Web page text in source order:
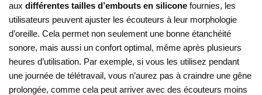
aux différentes tailles d’embouts en silicone fournies, les
utilisateurs peuvent ajuster les écouteurs à leur morphologie
d’oreille. Cela permet non seulement une bonne étanchéité
sonore, mais aussi un confort optimal, même après plusieurs
heures d’utilisation. Par exemple, si vous les utilisez pendant
une journée de télétravail, vous n’aurez pas à craindre une gêne
prolongée, comme cela peut arriver avec des écouteurs moins